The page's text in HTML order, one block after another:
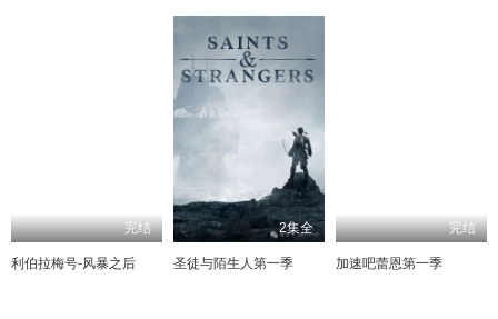
完结
利伯拉梅号-风暴之后
2集全
圣徒与陌生人第一季
完结
加速吧蕾恩第一季